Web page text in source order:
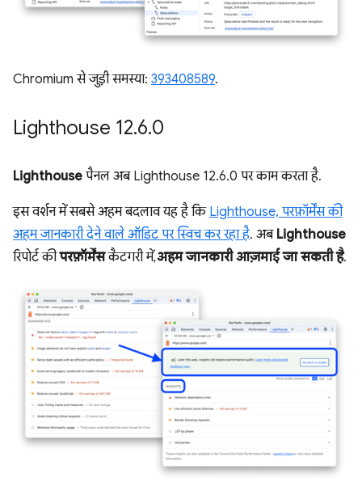
Chromium से जुड़ी समस्या: 393408589.
Lighthouse 12.6.0
Lighthouse पैनल अब Lighthouse 12.6.0 पर काम करता है.
इस वर्शन में सबसे अहम बदलाव यह है कि Lighthouse, परफ़ॉर्मेंस की
अहम जानकारी देने वाले ऑडिट पर स्विच कर रहा है. अब Lighthouse
रिपोर्ट कीपरफ़ॉर्मेंसकैटगरी में,अहम जानकारी आज़माई जा सकती है.